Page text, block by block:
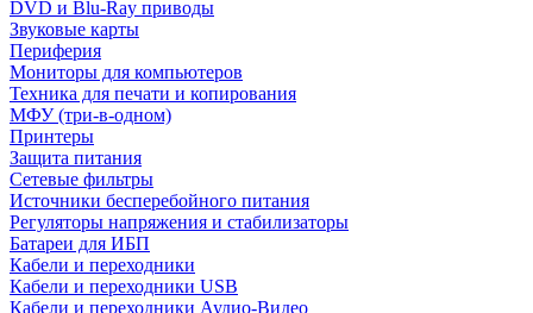
DVD и Blu-Ray приводы
Звуковые карты
Периферия
Мониторы для компьютеров
Техника для печати и копирования
МФУ (три-в-одном)
Принтеры
Защита питания
Сетевые фильтры
Источники бесперебойного питания
Регуляторы напряжения и стабилизаторы
Батареи для ИБП
Кабели и переходники
Кабели и переходники USB
Кабели и переходники Аудио-Видео